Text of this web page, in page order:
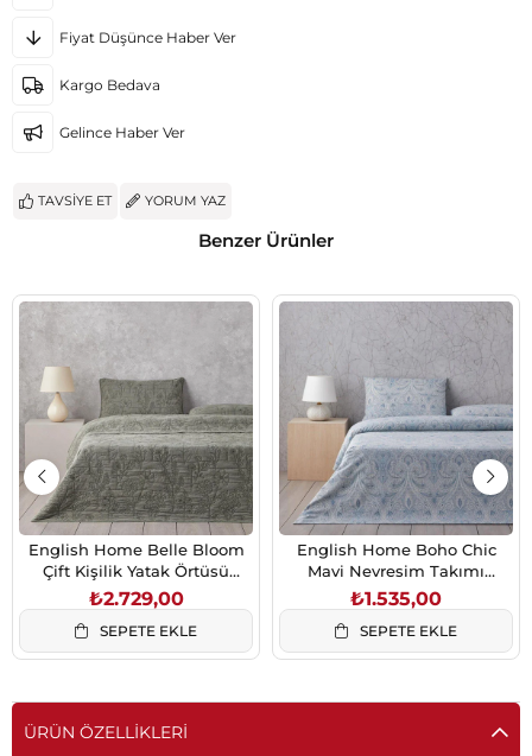
Fiyat Düşünce Haber Ver
Kargo Bedava
Gelince Haber Ver
TAVSIYE ET YORUM YAZ
Benzer Ürünler
English Home Belle Bloom
Çift Kişilik Yatak Örtüsü
Takımı 200x220 cm Yeşil
₺2.729,00
SEPETE EKLE
English Home Boho Chic
Mavi Nevresim Takımı
200x220 cm Çift Kişilik
₺1.535,00
SEPETE EKLE
ÜRÜN ÖZELLIKLERI